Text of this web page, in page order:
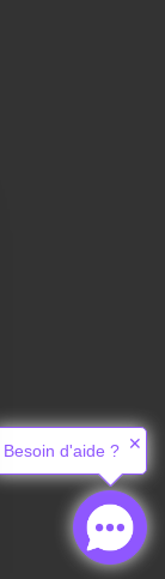
Besoin d'aide ? ✕